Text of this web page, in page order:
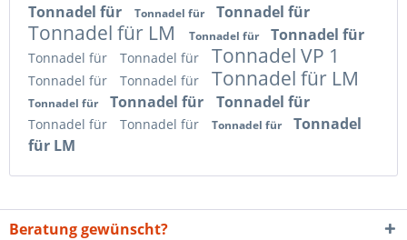
Tonnadel für Tonnadel für Tonnadel für
Tonnadel für LM Tonnadel für Tonnadel für
Tonnadel für Tonnadel für Tonnadel VP 1
Tonnadel für Tonnadel für Tonnadel für LM
Tonnadel für Tonnadel für Tonnadel für
Tonnadel für Tonnadel für Tonnadel für
Tonnadel
für LM
Beratung gewünscht?